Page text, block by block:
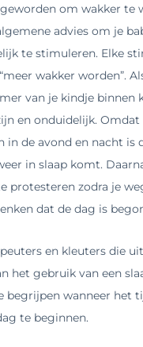
om wakker te
advies om je
te stimuleren. Elke
wakker worden”.
van je kindje binnen
en onduidelijk. Omdat
in de avond en nacht is
in slaap komt.
protesteren zodra je
dat de dag is
en kleuters die
het gebruik van een
begrijpen wanneer het
te beginnen.